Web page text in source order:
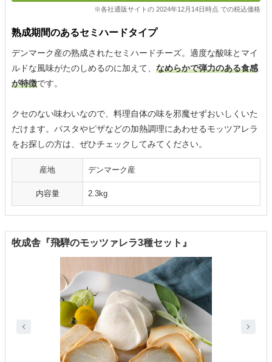
※各社通販サイトの 2024年12月14日時点 での税込価格
熟成期間のあるセミハードタイプ
デンマーク産の熟成されたセミハードチーズ。適度な酸味とマイ
ルドな風味がたのしめるのに加えて、 なめらかで弾力のある食感
が特徴です。
クセのない味わいなので、料理自体の味を邪魔せずおいしくいた
だけます。パスタやピザなどの加熱調理にあわせるモッツアレラ
をお探しの方は、ぜひチェックしてみてください。
産地 デンマーク産
内容量 2.3kg
牧成舎『飛騨のモッツァレラ3種セット』